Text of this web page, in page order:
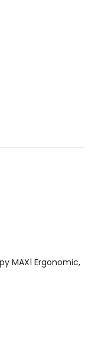
MAX1 Ergonomic,